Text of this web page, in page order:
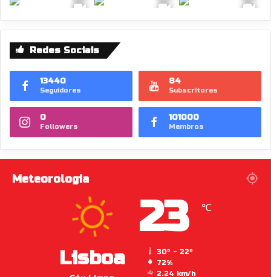
Redes Sociais
13440
Seguidores
84
Subscritores
0
Followers
101000
Membros
Meteorologia
Lisboa
23 ℃
30º - 22º
72%
2.24 km/h